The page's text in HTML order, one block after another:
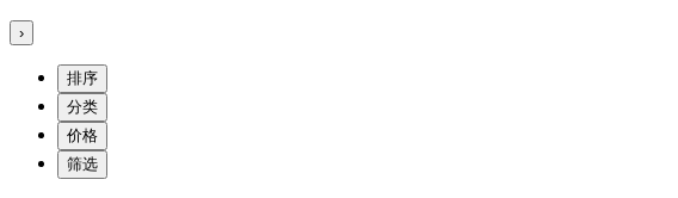
›
排序
分类
价格
筛选